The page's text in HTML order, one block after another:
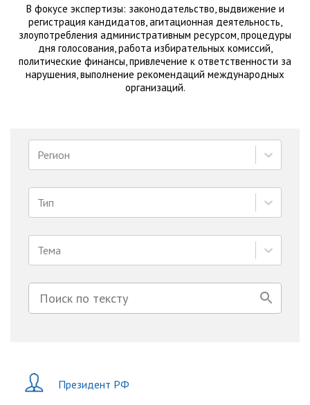
В фокусе экспертизы: законодательство, выдвижение и
регистрация кандидатов, агитационная деятельность,
злоупотребления административным ресурсом, процедуры
дня голосования, работа избирательных комиссий,
политические финансы, привлечение к ответственности за
нарушения, выполнение рекомендаций международных
организаций.
Регион
Тип
Тема
Президент РФ